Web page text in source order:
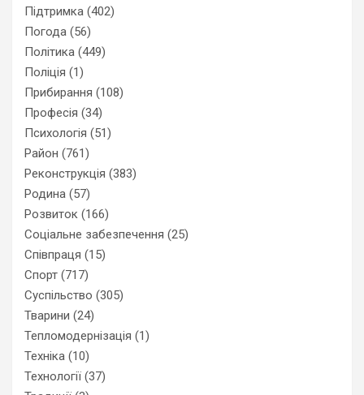
Підтримка (402)
Погода (56)
Політика (449)
Поліція (1)
Прибирання (108)
Професія (34)
Психологія (51)
Район (761)
Реконструкція (383)
Родина (57)
Розвиток (166)
Соціальне забезпечення (25)
Співпраця (15)
Спорт (717)
Суспільство (305)
Тварини (24)
Тепломодернізація (1)
Техніка (10)
Технології (37)